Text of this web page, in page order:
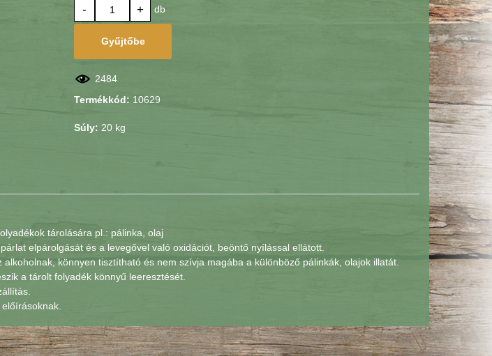
- + db
Gyűjtőbe
2484
Termékkód: 10629
Súly: 20 kg
tárolására pl.: pálinka, olaj
elpárolgását és a levegővel való oxidációt, beöntő nyílással ellátott.
könnyen tisztítható és nem szívja magába a különböző pálinkák, olajok illatát.
a tárolt folyadék könnyű leeresztését.